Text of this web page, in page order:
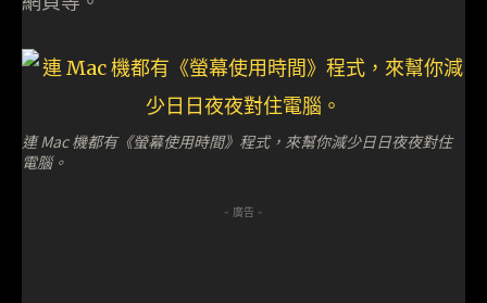
連 Mac 機都有《螢幕使用時間》程式，來幫你減少日日夜夜對住
電腦。
- 廣告 -